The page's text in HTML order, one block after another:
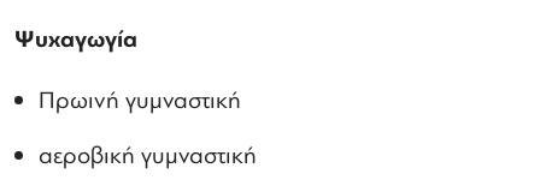
Ψυχαγωγία
Πρωινή γυμναστική
αεροβική γυμναστική